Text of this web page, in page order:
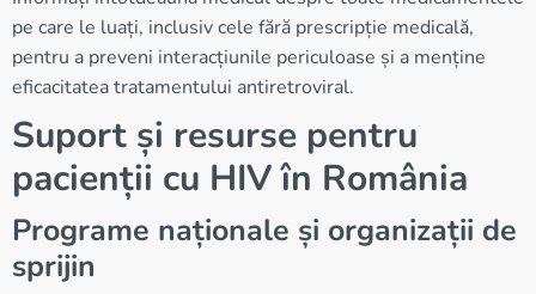
pe care le luați, inclusiv cele fără prescripție medicală,
pentru a preveni interacțiunile periculoase și a menține
eficacitatea tratamentului antiretroviral.
Suport și resurse pentru
pacienții cu HIV în România
Programe naționale și organizații de
sprijin